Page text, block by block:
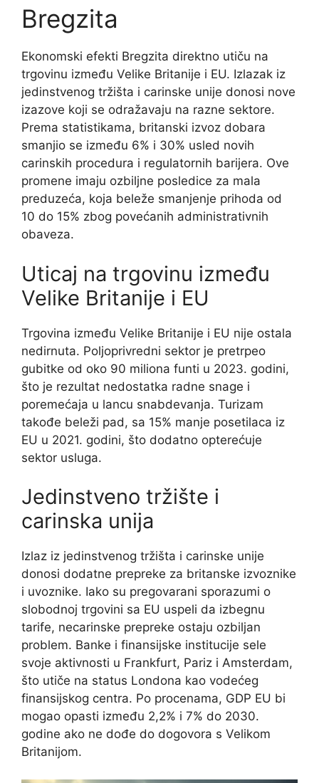
Bregzita
Ekonomski efekti Bregzita direktno utiču na
trgovinu između Velike Britanije i EU. Izlazak iz
jedinstvenog tržišta i carinske unije donosi nove
izazove koji se odražavaju na razne sektore.
Prema statistikama, britanski izvoz dobara
smanjio se između 6% i 30% usled novih
carinskih procedura i regulatornih barijera. Ove
promene imaju ozbiljne posledice za mala
preduzeća, koja beleže smanjenje prihoda od
10 do 15% zbog povećanih administrativnih
obaveza.
Uticaj na trgovinu između
Velike Britanije i EU
Trgovina između Velike Britanije i EU nije ostala
nedirnuta. Poljoprivredni sektor je pretrpeo
gubitke od oko 90 miliona funti u 2023. godini,
što je rezultat nedostatka radne snage i
poremećaja u lancu snabdevanja. Turizam
takođe beleži pad, sa 15% manje posetilaca iz
EU u 2021. godini, što dodatno opterećuje
sektor usluga.
Jedinstveno tržište i
carinska unija
Izlaz iz jedinstvenog tržišta i carinske unije
donosi dodatne prepreke za britanske izvoznike
i uvoznike. Iako su pregovarani sporazumi o
slobodnoj trgovini sa EU uspeli da izbegnu
tarife, necarinske prepreke ostaju ozbiljan
problem. Banke i finansijske institucije sele
svoje aktivnosti u Frankfurt, Pariz i Amsterdam,
što utiče na status Londona kao vodećeg
finansijskog centra. Po procenama, GDP EU bi
mogao opasti između 2,2% i 7% do 2030.
godine ako ne dođe do dogovora s Velikom
Britanijom.